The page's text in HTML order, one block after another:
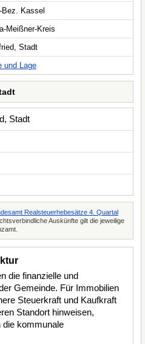
Bez. Kassel
Meißner-Kreis
Stadt
und Lage
Stadt
Realsteuerhebesätze 4. Quartal
Auskünfte gilt die jeweilige
die finanzielle und
Gemeinde. Für Immobilien
Steuerkraft und Kaufkraft
Standort hinweisen,
die kommunale